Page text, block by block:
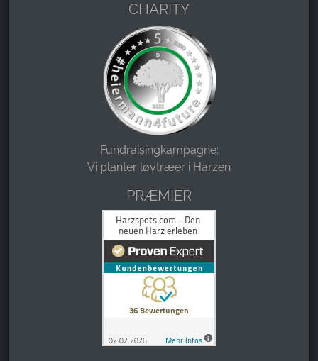
CHARITY
Fundraisingkampagne:
Vi planter løvtræer i Harzen
PRÆMIER